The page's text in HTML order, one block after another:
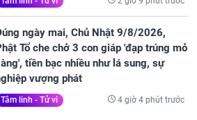
ngày mai, Chủ Nhật 9/8/2026,
Tổ che chở 3 con giáp 'đạp trúng mỏ
tiền bạc nhiều như lá sung, sự
vượng phát
Tâm linh - Tử vi 4 giờ 4 phút trước